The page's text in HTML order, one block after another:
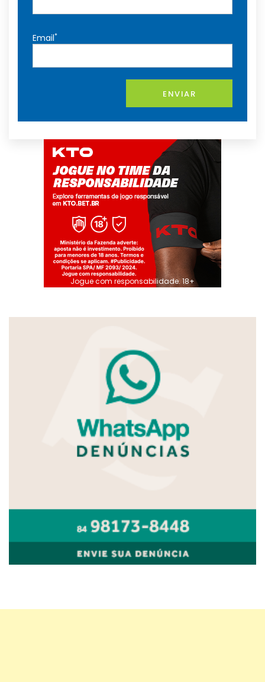
Email*
ENVIAR
Jogue com responsabilidade. 18+